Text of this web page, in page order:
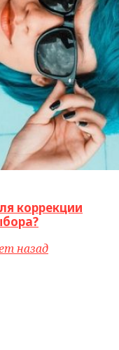
коррекции
назад